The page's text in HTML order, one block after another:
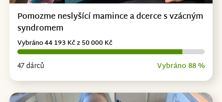
Pomozme neslyšící mamince a dcerce s vzácným
syndromem
47 dárců Vybráno 88 %
Vybráno 44 193 Kč z 50 000 Kč